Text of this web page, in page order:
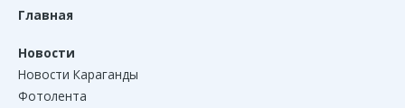
Главная
Новости
Новости Караганды
Фотолента